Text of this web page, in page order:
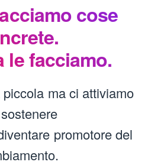
cose
le facciamo.
ma ci attiviamo
promotore del